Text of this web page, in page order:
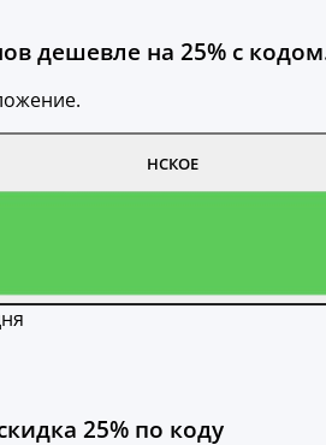
дешевле на 25% с
НСКОЕ
25% по коду